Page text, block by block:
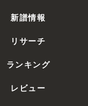
新譜情報
リサーチ
ランキング
レビュー